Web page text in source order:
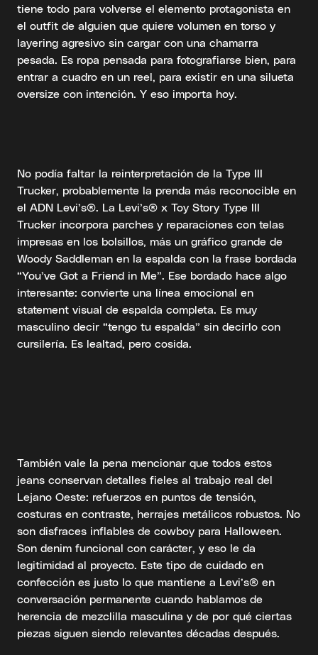
tiene todo para volverse el elemento protagonista en
el outfit de alguien que quiere volumen en torso y
layering agresivo sin cargar con una chamarra
pesada. Es ropa pensada para fotografiarse bien, para
entrar a cuadro en un reel, para existir en una silueta
oversize con intención. Y eso importa hoy.
No podía faltar la reinterpretación de la Type III
Trucker, probablemente la prenda más reconocible en
el ADN Levi’s®. La Levi’s® x Toy Story Type III
Trucker incorpora parches y reparaciones con telas
impresas en los bolsillos, más un gráfico grande de
Woody Saddleman en la espalda con la frase bordada
“You’ve Got a Friend in Me”. Ese bordado hace algo
interesante: convierte una línea emocional en
statement visual de espalda completa. Es muy
masculino decir “tengo tu espalda” sin decirlo con
cursilería. Es lealtad, pero cosida.
También vale la pena mencionar que todos estos
jeans conservan detalles fieles al trabajo real del
Lejano Oeste: refuerzos en puntos de tensión,
costuras en contraste, herrajes metálicos robustos. No
son disfraces inflables de cowboy para Halloween.
Son denim funcional con carácter, y eso le da
legitimidad al proyecto. Este tipo de cuidado en
confección es justo lo que mantiene a Levi’s® en
conversación permanente cuando hablamos de
herencia de mezclilla masculina y de por qué ciertas
piezas siguen siendo relevantes décadas después.